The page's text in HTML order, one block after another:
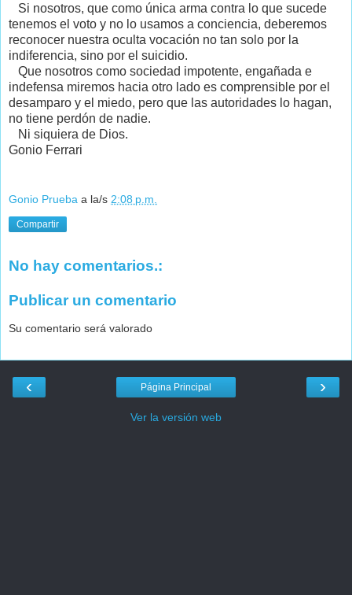
Si nosotros, que como única arma contra lo que sucede
tenemos el voto y no lo usamos a conciencia, deberemos
reconocer nuestra oculta vocación no tan solo por la
indiferencia, sino por el suicidio.
Que nosotros como sociedad impotente, engañada e
indefensa miremos hacia otro lado es comprensible por el
desamparo y el miedo, pero que las autoridades lo hagan,
no tiene perdón de nadie.
Ni siquiera de Dios.
Gonio Ferrari
Gonio Prueba a la/s 2:08 p.m.
Compartir
No hay comentarios.:
Publicar un comentario
Su comentario será valorado
‹ ›
Página Principal
Ver la versión web